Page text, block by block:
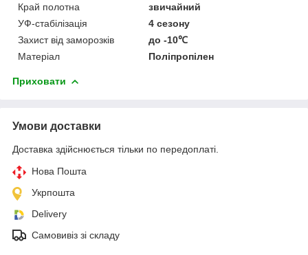
Край полотна
звичайний
УФ-стабілізація
4 сезону
Захист від заморозків
до -10℃
Матеріал
Поліпропілен
Приховати
Умови доставки
Доставка здійснюється тільки по передоплаті.
Нова Пошта
Укрпошта
Delivery
Самовивіз зі складу